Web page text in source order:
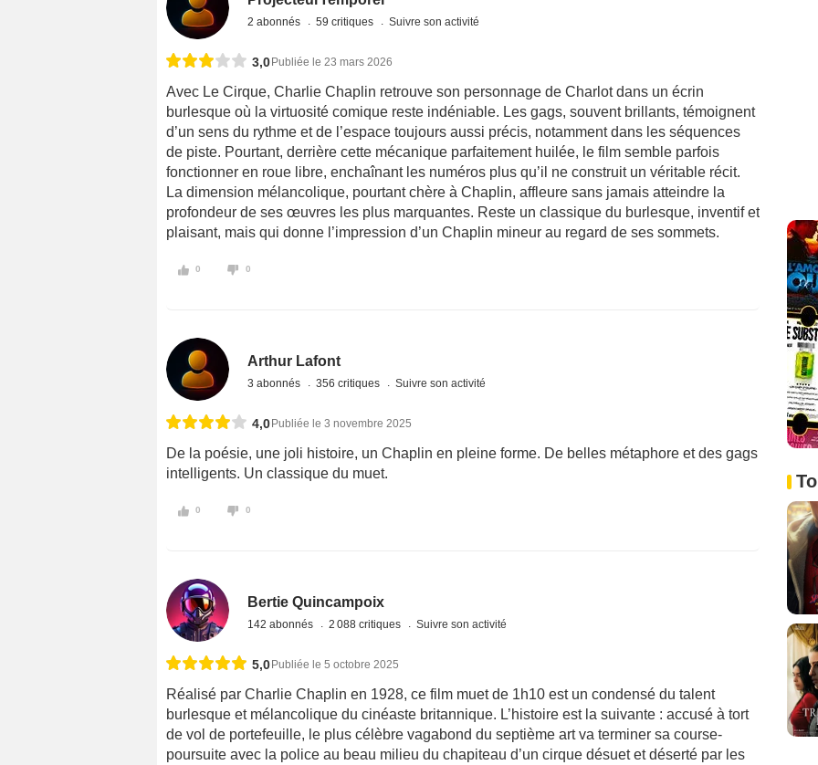
2 abonnés 59 critiques Suivre son activité
3,0 Publiée le 23 mars 2026
Avec Le Cirque, Charlie Chaplin retrouve son personnage de Charlot dans un écrin
burlesque où la virtuosité comique reste indéniable. Les gags, souvent brillants, témoignent
d’un sens du rythme et de l’espace toujours aussi précis, notamment dans les séquences
de piste. Pourtant, derrière cette mécanique parfaitement huilée, le film semble parfois
fonctionner en roue libre, enchaînant les numéros plus qu’il ne construit un véritable récit.
La dimension mélancolique, pourtant chère à Chaplin, affleure sans jamais atteindre la
profondeur de ses œuvres les plus marquantes. Reste un classique du burlesque, inventif et
plaisant, mais qui donne l’impression d’un Chaplin mineur au regard de ses sommets.
0 0
Arthur Lafont
3 abonnés 356 critiques Suivre son activité
4,0Publiée le 3 novembre 2025
De la poésie, une joli histoire, un Chaplin en pleine forme. De belles métaphore et des gags
intelligents. Un classique du muet.
0 0
Bertie Quincampoix
142 abonnés 2 088 critiques Suivre son activité
5,0Publiée le 5 octobre 2025
Réalisé par Charlie Chaplin en 1928, ce film muet de 1h10 est un condensé du talent
burlesque et mélancolique du cinéaste britannique. L’histoire est la suivante : accusé à tort
de vol de portefeuille, le plus célèbre vagabond du septième art va terminer sa course-
poursuite avec la police au beau milieu du chapiteau d’un cirque désuet et déserté par les